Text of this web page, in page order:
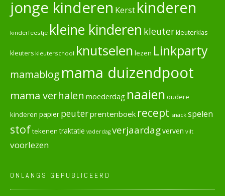
jonge kinderen Kerst kinderen
kinderfeestje kleine kinderen kleuterkleuterklas
kleuters kleuterschool knutselen lezen Linkparty
mamablog mama duizendpoot
mama verhalen moederdag naaien oudere
kinderen papier peuterprentenboek recept snack spelen
stoftekenen traktatie vaderdag verjaardagverven vilt
voorlezen
ONLANGS GEPUBLICEERD